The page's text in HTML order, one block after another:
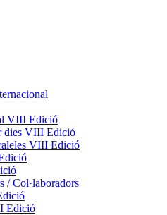
VIII Edició
dies VIII Edició
VIII Edició
/ Col·laboradors
Edició